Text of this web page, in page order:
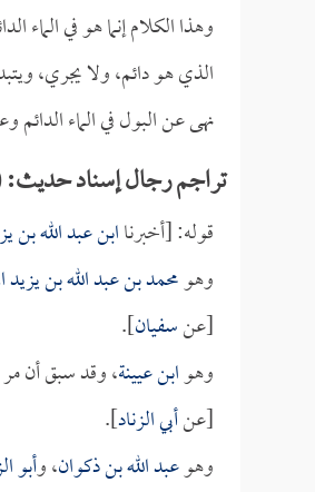
وهذا الكلام إنما هو في الماء
الذي هو دائم، ولا يجري،
نهى عن البول في الماء الدائم
تراجم رجال إسناد حديث:
قوله: [أخبرناابن عبد الله بن
وهومحمد بن عبد الله بن يزيد
[عنسفيان].
وهوابن عيينة، وقد سبق أن
[عنأبي الزناد].
وهوعبد الله بن ذكوان، وأبو